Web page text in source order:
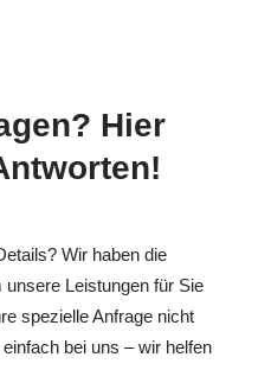
Hier
Wir haben die
Leistungen für Sie
spezielle Anfrage nicht
bei uns – wir helfen